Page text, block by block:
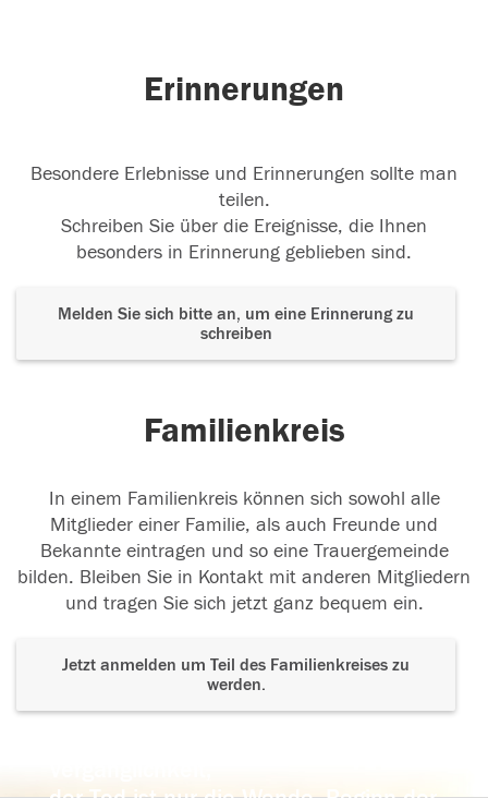
Erinnerungen
Besondere Erlebnisse und Erinnerungen sollte man
teilen.
Schreiben Sie über die Ereignisse, die Ihnen
besonders in Erinnerung geblieben sind.
Melden Sie sich bitte an, um eine Erinnerung zu
schreiben
Familienkreis
In einem Familienkreis können sich sowohl alle
Mitglieder einer Familie, als auch Freunde und
Bekannte eintragen und so eine Trauergemeinde
bilden. Bleiben Sie in Kontakt mit anderen Mitgliedern
und tragen Sie sich jetzt ganz bequem ein.
Jetzt anmelden um Teil des Familienkreises zu
werden.